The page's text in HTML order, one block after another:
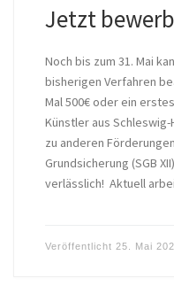
Jetzt
Noch bis zum 31. Mai
bisherigen Verfahren
Mal 500€ oder ein
Künstler aus
zu anderen
Grundsicherung (SGB
verlässlich! Aktuell
Veröffentlicht 25. Mai